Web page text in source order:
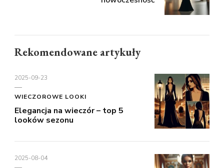
Rekomendowane artykuły
2025-09-23
WIECZOROWE LOOKI
Elegancja na wieczór – top 5
looków sezonu
2025-08-04